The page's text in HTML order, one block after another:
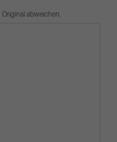
abweichen.